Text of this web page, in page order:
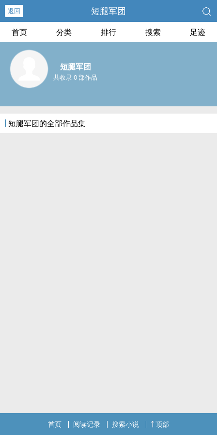
返回 短腿军团
首页 分类 排行 搜索 足迹
短腿军团
共收录 0 部作品
短腿军团的全部作品集
首页 阅读记录 搜索小说 顶部